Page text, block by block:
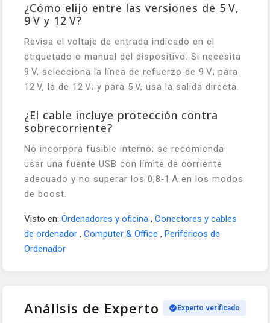
¿Cómo elijo entre las versiones de 5 V,
9 V y 12 V?
Revisa el voltaje de entrada indicado en el
etiquetado o manual del dispositivo. Si necesita
9 V, selecciona la línea de refuerzo de 9 V; para
12 V, la de 12 V; y para 5 V, usa la salida directa.
¿El cable incluye protección contra
sobrecorriente?
No incorpora fusible interno; se recomienda
usar una fuente USB con límite de corriente
adecuado y no superar los 0,8‑1 A en los modos
de boost.
Visto en: Ordenadores y oficina , Conectores y cables
de ordenador , Computer & Office , Periféricos de
Ordenador
Análisis de Experto Experto verificado